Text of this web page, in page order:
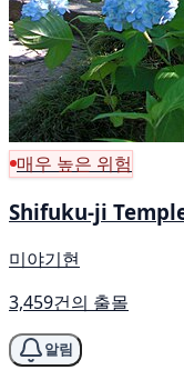
매우 높은 위험
Shifuku-ji
미야기현
3,459건의 출몰
알림